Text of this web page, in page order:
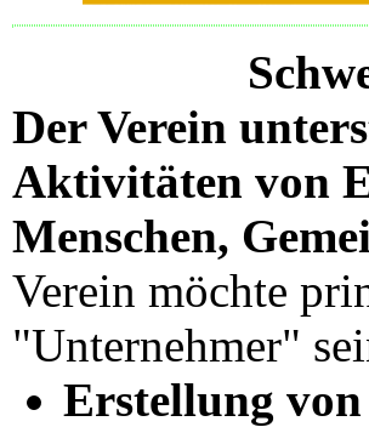
Der Verein
Aktivitäten von
Menschen,
Verein möchte
"Unternehmer"
Erstellung